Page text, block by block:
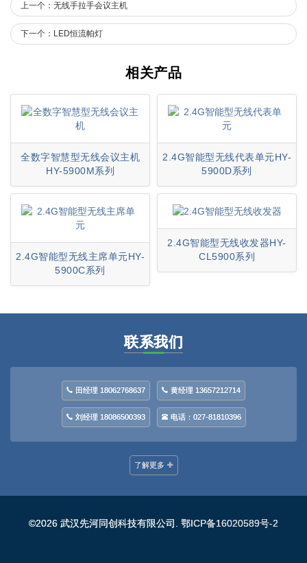
上一个：无线手拉手会议主机
下一个：LED恒流帕灯
相关产品
全数字智慧型无线会议主机
HY-5900M系列
2.4G智能型无线代表单元HY-
5900D系列
2.4G智能型无线主席单元HY-
5900C系列
2.4G智能型无线收发器HY-
CL5900系列
联系我们
田经理 18062768637 黄经理 13657212714
刘经理 18086500393 电话：027-81810396
了解更多
©2026 武汉先河同创科技有限公司. 鄂ICP备16020589号-2